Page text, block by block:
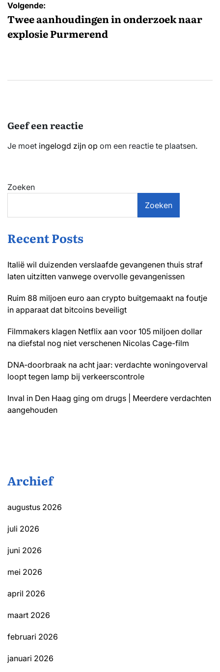
Volgende:
Twee aanhoudingen in onderzoek naar
explosie Purmerend
Geef een reactie
Je moet ingelogd zijn op om een reactie te plaatsen.
Zoeken
Zoeken
Recent Posts
Italië wil duizenden verslaafde gevangenen thuis straf
laten uitzitten vanwege overvolle gevangenissen
Ruim 88 miljoen euro aan crypto buitgemaakt na foutje
in apparaat dat bitcoins beveiligt
Filmmakers klagen Netflix aan voor 105 miljoen dollar
na diefstal nog niet verschenen Nicolas Cage-film
DNA-doorbraak na acht jaar: verdachte woningoverval
loopt tegen lamp bij verkeerscontrole
Inval in Den Haag ging om drugs | Meerdere verdachten
aangehouden
Archief
augustus 2026
juli 2026
juni 2026
mei 2026
april 2026
maart 2026
februari 2026
januari 2026